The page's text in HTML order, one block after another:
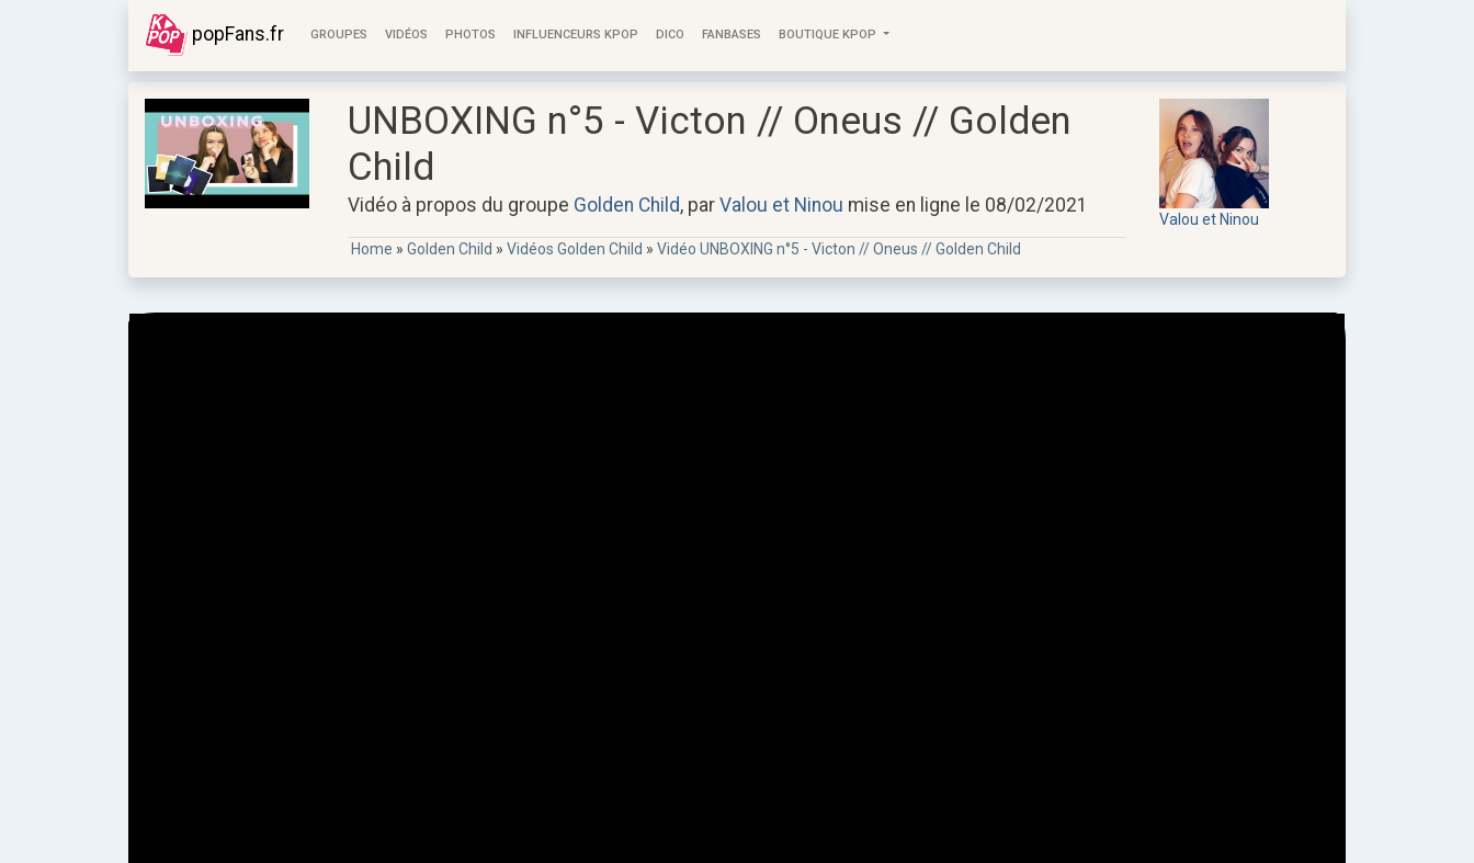
popFans.fr GROUPES VIDÉOS PHOTOS INFLUENCEURS KPOP DICO FANBASES BOUTIQUE KPOP
UNBOXING n°5 - Victon // Oneus // Golden
Child
Vidéo à propos du groupe Golden Child, par Valou et Ninou mise en ligne le 08/02/2021
Home » Golden Child » Vidéos Golden Child » Vidéo UNBOXING n°5 - Victon // Oneus // Golden Child
Valou et Ninou